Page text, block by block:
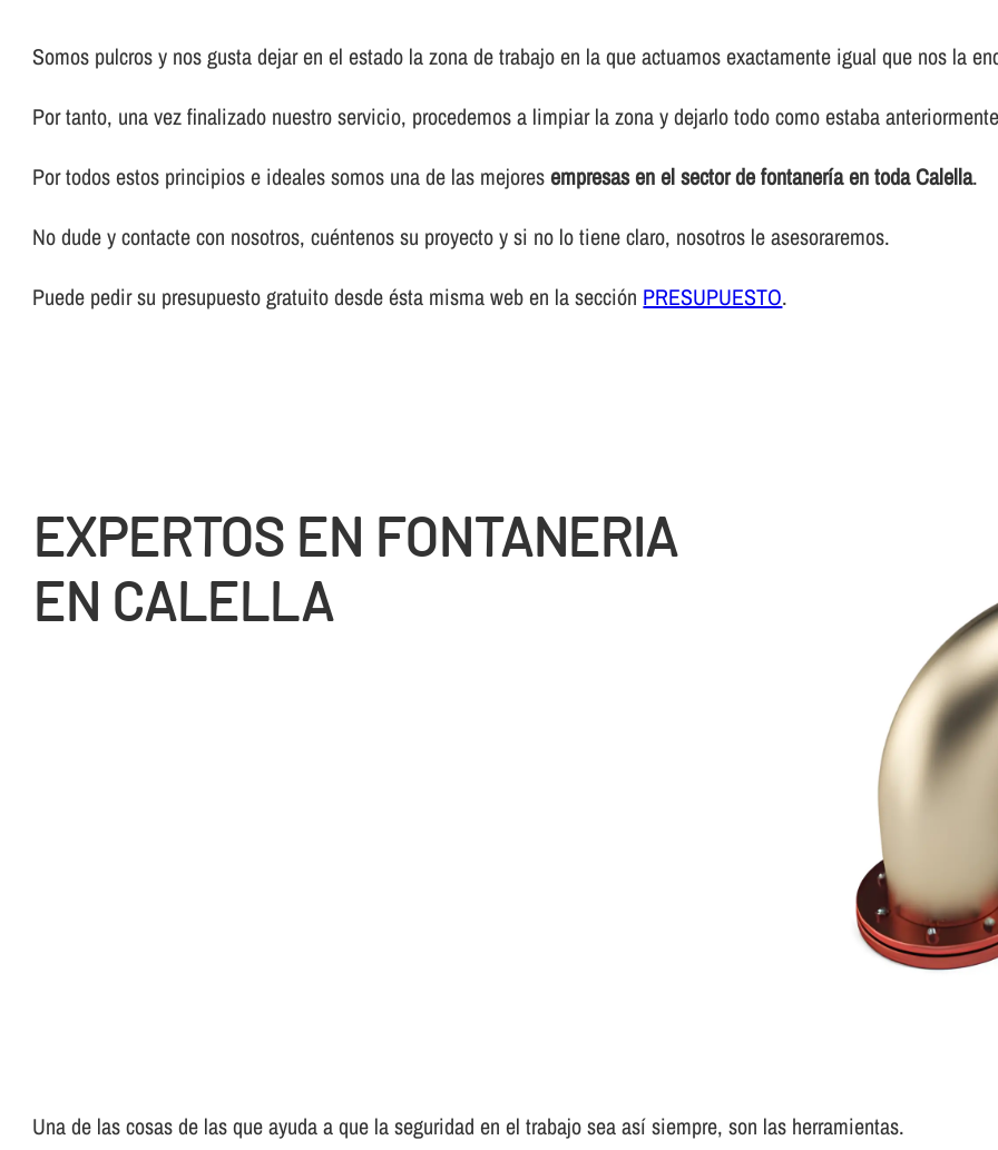
Somos pulcros y nos gusta dejar en el estado la zona de trabajo en la que actuamos exactamente igual que nos la
Por tanto, una vez finalizado nuestro servicio, procedemos a limpiar la zona y dejarlo todo como estaba
Por todos estos principios e ideales somos una de las mejoresempresas en el sector de fontanerí­a en toda Calella.
No dude y contacte con nosotros, cuéntenos su proyecto y si no lo tiene claro, nosotros le asesoraremos.
Puede pedir su presupuesto gratuito desde ésta misma web en la sección PRESUPUESTO.
EXPERTOS EN FONTANERIA
EN CALELLA
Una de las cosas de las que ayuda a que la seguridad en el trabajo sea así­ siempre, son las herramientas.